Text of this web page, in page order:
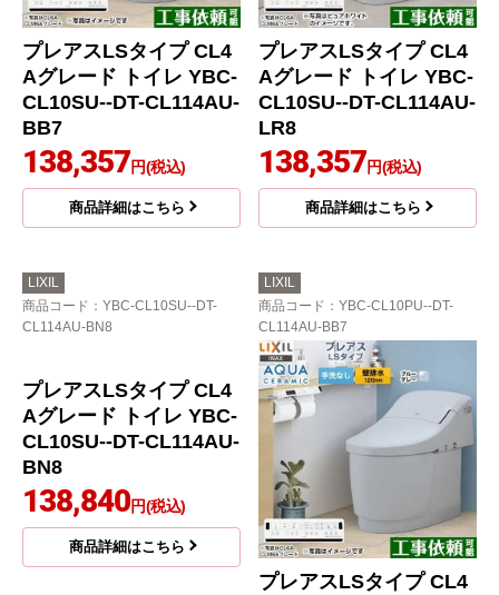
プレアスLSタイプ CL4
Aグレード トイレ YBC-
CL10SU--DT-CL114AU-
BB7
138,357円(税込)
商品詳細はこちら
プレアスLSタイプ CL4
Aグレード トイレ YBC-
CL10SU--DT-CL114AU-
LR8
138,357円(税込)
商品詳細はこちら
LIXIL
商品コード ：YBC-CL10SU--DT-
CL114AU-BN8
LIXIL
商品コード ：YBC-CL10PU--DT-
CL114AU-BB7
プレアスLSタイプ CL4